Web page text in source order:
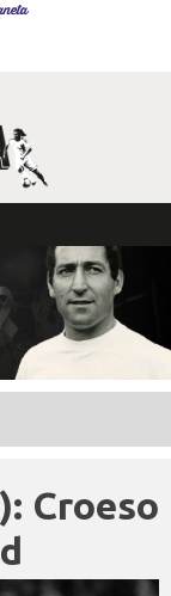
Croeso